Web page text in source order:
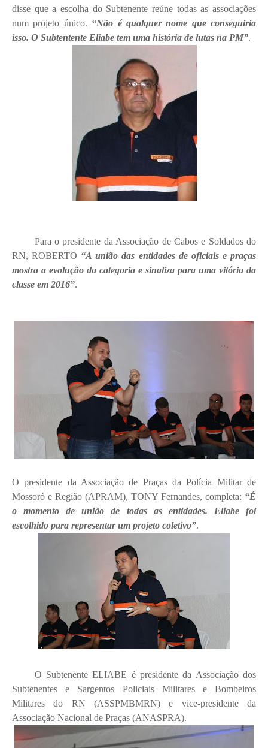
disse que a escolha do Subtenente reúne todas as associações
num projeto único. “Não é qualquer nome que conseguiria
isso. O Subtentente Eliabe tem uma história de lutas na PM”.
Para o presidente da Associação de Cabos e Soldados do
RN, ROBERTO “A união das entidades de oficiais e praças
mostra a evolução da categoria e sinaliza para uma vitória da
classe em 2016”.
O presidente da Associação de Praças da Polícia Militar de
Mossoró e Região (APRAM), TONY Fernandes, completa: “É
o momento de união de todas as entidades. Eliabe foi
escolhido para representar um projeto coletivo”.
O Subtenente ELIABE é presidente da Associação dos
Subtenentes e Sargentos Policiais Militares e Bombeiros
Militares do RN (ASSPMBMRN) e vice-presidente da
Associação Nacional de Praças (ANASPRA).